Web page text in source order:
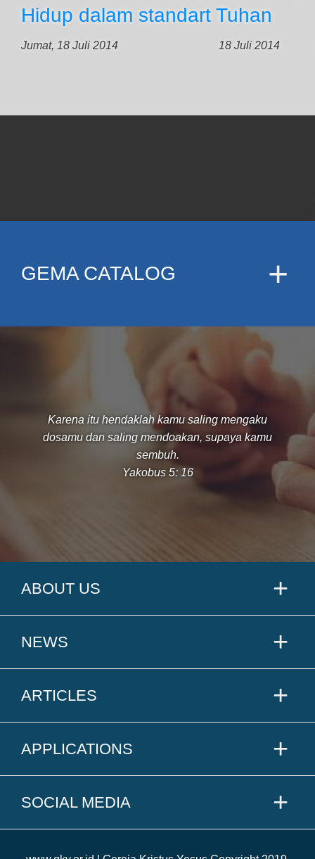
Hidup dalam standart Tuhan
Jumat, 18 Juli 2014 18 Juli 2014
GEMA CATALOG
Karena itu hendaklah kamu saling mengaku
dosamu dan saling mendoakan, supaya kamu
sembuh.
Yakobus 5: 16
ABOUT US
NEWS
ARTICLES
APPLICATIONS
SOCIAL MEDIA